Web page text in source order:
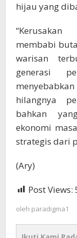
hijau yang
membabi
warisan
generasi
hilangnya
bahkan
ekonomi
strategis dari
(Ary)
Post Views:
oleh paradigma1